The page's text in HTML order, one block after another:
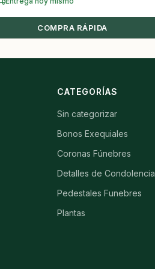
COMPRA RÁPIDA
CATEGORÍAS
Sin categorizar
Bonos Exequiales
Coronas Fúnebres
Detalles de Condolencia
Pedestales Funebres
Plantas